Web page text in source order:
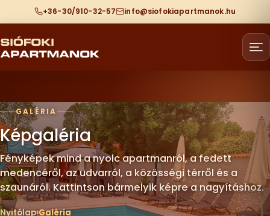
+36-30/910-32-57 info@siofokiapartmanok.hu
GALÉRIA
Képgaléria
Fényképek mind a nyolc apartmanról, a fedett
medencéről, az udvarról, a közösségi térről és a
szaunáról. Kattintson bármelyik képre a nagyításhoz.
Nyitólap Galéria